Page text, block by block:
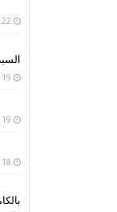
22 يناير، 2019
19 يناير، 2019
19 يناير، 2019
18 يناير، 2019